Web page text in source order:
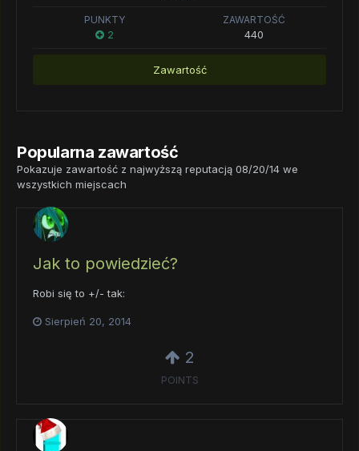
PUNKTY
2
ZAWARTOŚĆ
440
Zawartość
Popularna zawartość
Pokazuje zawartość z najwyższą reputacją 08/20/14 we
wszystkich miejscach
Jak to powiedzieć?
Robi się to +/- tak:
Sierpień 20, 2014
2
POINTS